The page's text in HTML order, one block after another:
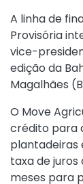
A linha de
Provisória
vice-
edição da
Magalhães
O Move
crédito para
plantadeiras
taxa de juros
meses para